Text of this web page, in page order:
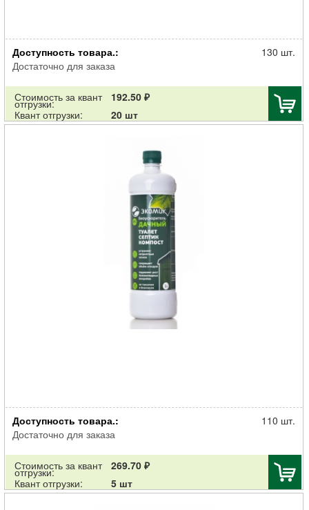
Очиститель ТАМИР септиков, туалетов и компостирования 0,5л
Доступность товара.:
Достаточно для заказа
130 шт.
Стоимость за квант
отгрузки:
192.50 ₽
Квант отгрузки:
20 шт
Очиститель ЭКОМИК Дачный септиков, туалетов и
компостирования 1л
Доступность товара.:
Достаточно для заказа
110 шт.
Стоимость за квант
отгрузки:
269.70 ₽
Квант отгрузки:
5 шт